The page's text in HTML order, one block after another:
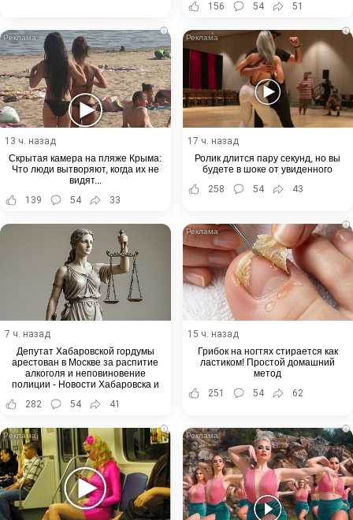
156
54 51
i
13 ч. назад
Скрытая камера на пляже Крыма:
Что люди вытворяют, когда их не
видят...
139
54 33
i
17 ч. назад
Ролик длится пару секунд, но вы
будете в шоке от увиденного
258
54 43
7 ч. назад
Депутат Хабаровской гордумы
арестован в Москве за распитие
алкоголя и неповиновение
полиции - Новости Хабаровска и
282 54 41
i
15 ч. назад
Грибок на ногтях стирается как
ластиком! Простой домашний
метод
251
54 62
i i